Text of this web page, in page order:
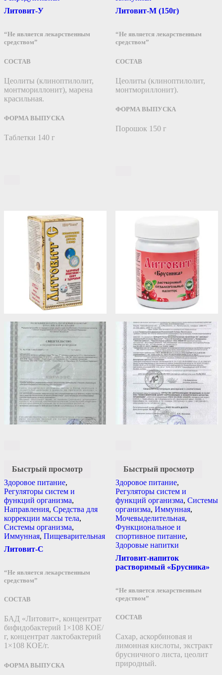
Литовит-У
“Не является лекарственным
средством”
СОСТАВ
Цеолиты (клиноптилолит,
монтмориллонит), марена
красильная.
ФОРМА ВЫПУСКА
Таблетки 140 г
Литовит-М (150г)
“Не является лекарственным
средством”
СОСТАВ
Цеолиты (клиноптилолит,
монтмориллонит).
ФОРМА ВЫПУСКА
Порошок 150 г
Быстрый просмотр
Здоровое питание,
Регуляторы систем и
функций организма,
Направления, Средства для
коррекции массы тела,
Системы организма,
Иммунная, Пищеварительная
Литовит-С
“Не является лекарственным
средством”
СОСТАВ
БАД «Литовит», концентрат
бифидобактерий 1×108 КОЕ/
г, концентрат лактобактерий
1×108 КОЕ/г.
ФОРМА ВЫПУСКА
Быстрый просмотр
Здоровое питание,
Регуляторы систем и
функций организма, Системы
организма, Иммунная,
Мочевыделительная,
Функциональное и
спортивное питание,
Здоровые напитки
Литовит-напиток
растворимый «Брусника»
“Не является лекарственным
средством”
СОСТАВ
Сахар, аскорбиновая и
лимонная кислоты, экстракт
брусничного листа, цеолит
природный.